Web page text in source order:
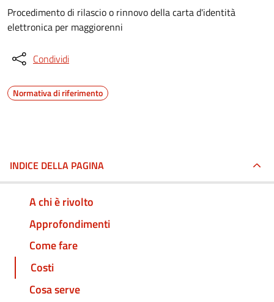
Procedimento di rilascio o rinnovo della carta d'identità
elettronica per maggiorenni
Condividi
Normativa di riferimento
INDICE DELLA PAGINA
A chi è rivolto
Approfondimenti
Come fare
Costi
Cosa serve